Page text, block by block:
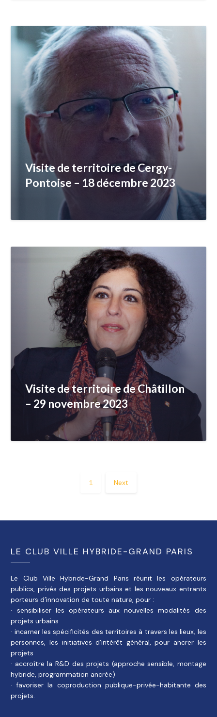
Visite de territoire de Cergy-
Pontoise – 18 décembre 2023
Visite de territoire de Châtillon
– 29 novembre 2023
1 Next
LE CLUB VILLE HYBRIDE-GRAND PARIS
Le Club Ville Hybride-Grand Paris réunit les opérateurs
publics, privés des projets urbains et les nouveaux entrants
porteurs d’innovation de toute nature, pour :
· sensibiliser les opérateurs aux nouvelles modalités des
projets urbains
· incarner les spécificités des territoires à travers les lieux, les
personnes, les initiatives d’intérêt général, pour ancrer les
projets
· accroître la R&D des projets (approche sensible, montage
hybride, programmation ancrée)
· favoriser la coproduction publique-privée-habitante des
projets.